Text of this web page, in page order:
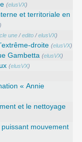
(elusVX)
et territoriale en
)
une /edito /elusVX)
droite (elusVX)
Gambetta (elusVX)
(elusVX)
« Annie
et le nettoyage
mouvement